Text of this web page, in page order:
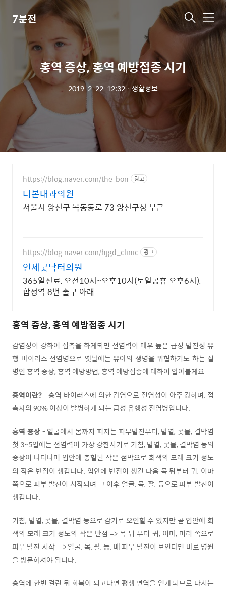
7분전 메
뉴
홍역 증상, 홍역 예방접종 시기
2019. 2. 22. 12:32ㆍ생활정보
https://blog.naver.com/the-bon 광고
더본내과의원
서울시 양천구 목동동로 73 양천구청 부근
https://blog.naver.com/hjgd_clinic 광고
연세굿닥터의원
365일진료, 오전10시~오후10시(토일공휴 오후6시),
합정역 8번 출구 아래
홍역 증상, 홍역 예방접종 시기
감염성이 강하여 접촉을 하게되면 전염력이 매우 높은 급성 발진성 유
행 바이러스 전염병으로 옛날에는 유아의 생명을 위협하기도 하는 질
병인 홍역 증상, 홍역 예방방법, 홍역 예방접종에 대하여 알아볼게요.
홍역이란?- 홍역 바이러스에 의한 감염으로 전염성이 아주 강하며, 접
촉자의 90% 이상이 발병하게 되는 급성 유행성 전염병입니다.
홍역 증상- 얼굴에서 몸까지 퍼지는 피부발진부터, 발열, 콧물, 결막염
첫 3~5일에는 전염력이 가장 강한시기로 기침, 발열, 콧물, 결막염 등의
증상이 나타나며 입안에 충혈된 작은 점막으로 회색의 모래 크기 정도
의 작은 반점이 생깁니다. 입안에 반점이 생긴 다음 목 뒤부터 귀, 이마
쪽으로 피부 발진이 시작되며 그 이후 얼굴, 목, 팔, 등으로 피부 발진이
생깁니다.
기침, 발열, 콧물, 결막염 등으로 감기로 오인할 수 있지만 곧 입안에 회
색의 모래 크기 정도의 작은 반점 => 목 뒤 부터 귀, 이마, 머리 쪽으로
피부 발진 시작 = > 얼굴, 목, 팔, 등, 배 피부 발진이 보인다면 바로 병원
을 방문하셔야 됩니다.
홍역에 한번 걸린 뒤 회복이 되고나면 평생 면역을 얻게 되므로 다시는